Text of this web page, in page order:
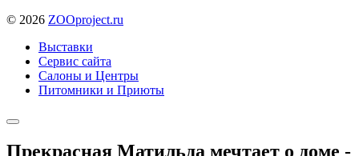
© 2026 ZOOproject.ru
Выставки
Сервис сайта
Салоны и Центры
Питомники и Приюты
Прекрасная Матильда мечтает о доме -